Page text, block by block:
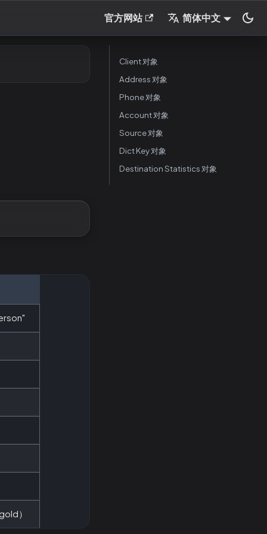
官方网站 简体中文
）
Client 对象
Address 对象
Phone 对象
Account 对象
Source 对象
Dict Key 对象
Destination Statistics 对象